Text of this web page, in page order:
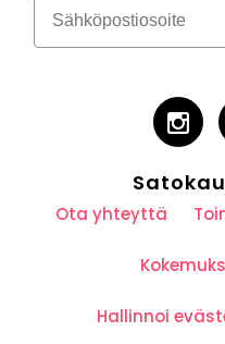
Ota yhteyttä
Hallinnoi